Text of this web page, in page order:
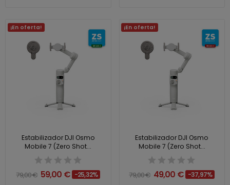
¡En oferta!
Estabilizador DJI Osmo
Mobile 7 (Zero Shot...
79,00 € 59,00 € -25,32%
¡En oferta!
Estabilizador DJI Osmo
Mobile 7 (Zero Shot...
79,00 € 49,00 € -37,97%